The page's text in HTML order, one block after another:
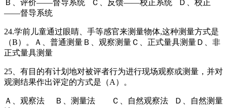
Ｂ、评价——督导系统 Ｃ、反馈——校正系统 Ｄ、校正
——督导系统
24.学前儿童通过眼睛、手等感官来测量物体,这种测量方式是
（B）。Ａ、普通测量Ｂ、观察测量Ｃ、正式量具测量Ｄ、非
正式量具测量
25、有目的有计划地对被评者行为进行现场观察或测量，并对
观测结果作出评定的方式是（A）。
Ａ、观察法 Ｂ、测量法 Ｃ、自然观察法 Ｄ、自然测量